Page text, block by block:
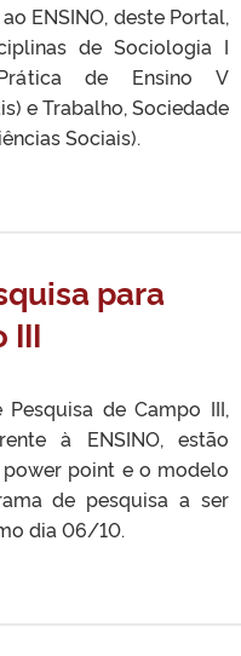
ENSINO, deste Portal,
de Sociologia I
de Ensino V
e Trabalho, Sociedade
Sociais).
para
III
de Campo III,
à ENSINO, estão
point e o modelo
de pesquisa a ser
dia 06/10.